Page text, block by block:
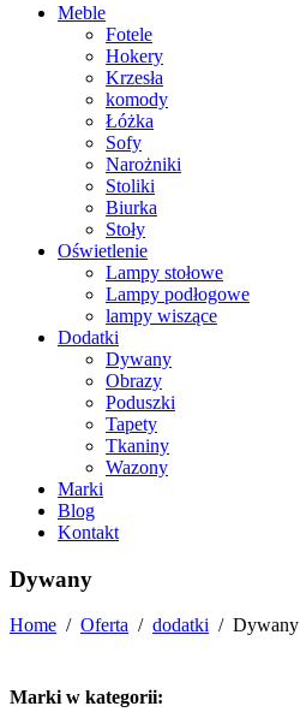
Meble
Fotele
Hokery
Krzesła
komody
Łóżka
Sofy
Narożniki
Stoliki
Biurka
Stoły
Oświetlenie
Lampy stołowe
Lampy podłogowe
lampy wiszące
Dodatki
Dywany
Obrazy
Poduszki
Tapety
Tkaniny
Wazony
Marki
Blog
Kontakt
Dywany
Home / Oferta / dodatki / Dywany
Marki w kategorii: